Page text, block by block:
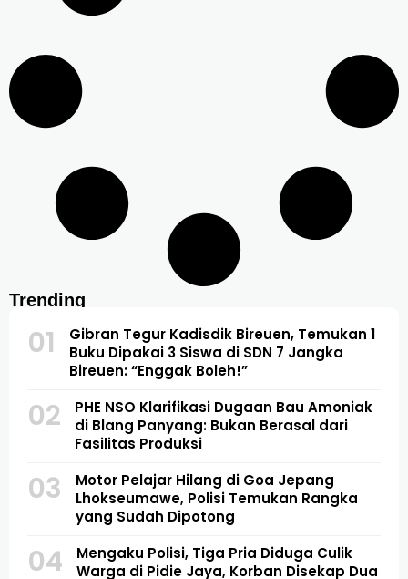
Trending
01
Gibran Tegur Kadisdik Bireuen, Temukan 1
Buku Dipakai 3 Siswa di SDN 7 Jangka
Bireuen: “Enggak Boleh!”
02
PHE NSO Klarifikasi Dugaan Bau Amoniak
di Blang Panyang: Bukan Berasal dari
Fasilitas Produksi
03
Motor Pelajar Hilang di Goa Jepang
Lhokseumawe, Polisi Temukan Rangka
yang Sudah Dipotong
04
Mengaku Polisi, Tiga Pria Diduga Culik
Warga di Pidie Jaya, Korban Disekap Dua